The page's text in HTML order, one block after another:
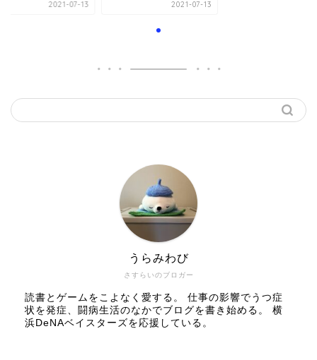
2021-07-13 2021-07-13
さすらいのブロガー
うらみわび
読書とゲームをこよなく愛する。 仕事の影響でうつ症
状を発症、闘病生活のなかでブログを書き始める。 横
浜DeNAベイスターズを応援している。